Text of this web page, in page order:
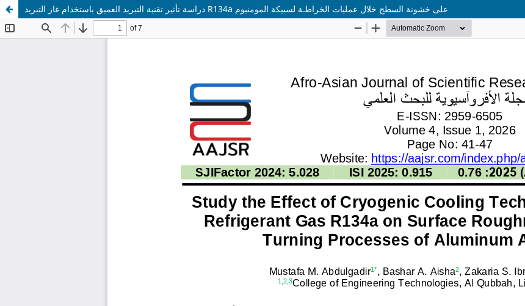
دراسة تأثير تقنية التبريد العميق باستخدام غاز التبريد R134a على خشونة السطح خلال عمليات الخراطـة لسبيكة المومنيوم